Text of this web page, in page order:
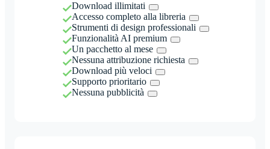
Download illimitati
Accesso completo alla libreria
Strumenti di design professionali
Funzionalità AI premium
Un pacchetto al mese
Nessuna attribuzione richiesta
Download più veloci
Supporto prioritario
Nessuna pubblicità